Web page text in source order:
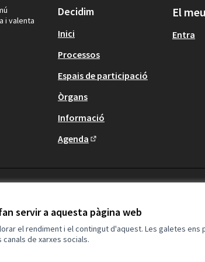
servir a aquesta pàgina web
el rendiment i el contingut d'aquest. Les galetes ens
de xarxes socials.
i valenta
Decidim
Inici
Processos
Espais de participació
Òrgans
Informació
Agenda
El
Entra